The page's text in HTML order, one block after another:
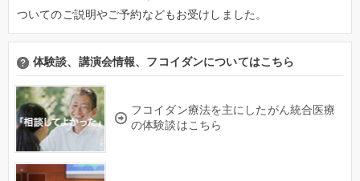
ついてのご説明やご予約などもお受けしました。
体験談、講演会情報、フコイダンについてはこちら
フコイダン療法を主にしたがん統合医療
の体験談はこちら